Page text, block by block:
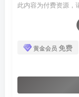
此内容为付费资源，
黄金会员 免费